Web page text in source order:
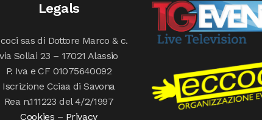
Legals
sas di Dottore Marco & c.
via Sollai 23 – 17021 Alassio
P. Iva e CF 01075640092
Iscrizione Cciaa di Savona
Rea n.111223 del 4/2/1997
Cookies – Privacy